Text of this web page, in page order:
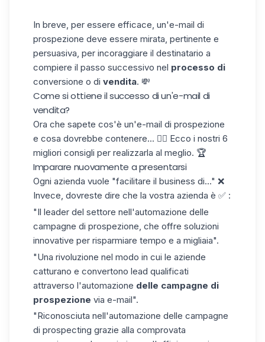
In breve, per essere efficace, un'e-mail di
prospezione deve essere mirata, pertinente e
persuasiva, per incoraggiare il destinatario a
compiere il passo successivo nel processo di
conversione o di vendita. 💸
Come si ottiene il successo di un'e-mail di
vendita?
Ora che sapete cos'è un'e-mail di prospezione
e cosa dovrebbe contenere... 👇🏼 Ecco i nostri 6
migliori consigli per realizzarla al meglio. 🏆
Imparare nuovamente a presentarsi
Ogni azienda vuole "facilitare il business di..." ❌
Invece, dovreste dire che la vostra azienda è ✅ :
"Il leader del settore nell'automazione delle
campagne di prospezione, che offre soluzioni
innovative per risparmiare tempo e a migliaia".
"Una rivoluzione nel modo in cui le aziende
catturano e convertono lead qualificati
attraverso l'automazione delle campagne di
prospezione via e-mail".
"Riconosciuta nell'automazione delle campagne
di prospecting grazie alla comprovata